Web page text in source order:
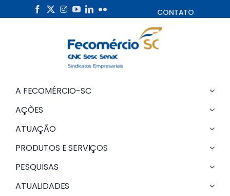
to
CONTATO
A FECOMÉRCIO-SC
AÇÕES
ATUAÇÃO
PRODUTOS E SERVIÇOS
PESQUISAS
ATUALIDADES